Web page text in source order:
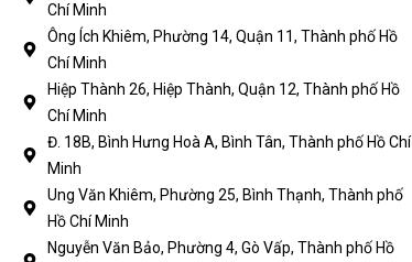
Chí Minh
Ông Ích Khiêm, Phường 14, Quận 11, Thành phố Hồ
Chí Minh
Hiệp Thành 26, Hiệp Thành, Quận 12, Thành phố Hồ
Chí Minh
Đ. 18B, Bình Hưng Hoà A, Bình Tân, Thành phố Hồ Chí
Minh
Ung Văn Khiêm, Phường 25, Bình Thạnh, Thành phố
Hồ Chí Minh
Nguyễn Văn Bảo, Phường 4, Gò Vấp, Thành phố Hồ